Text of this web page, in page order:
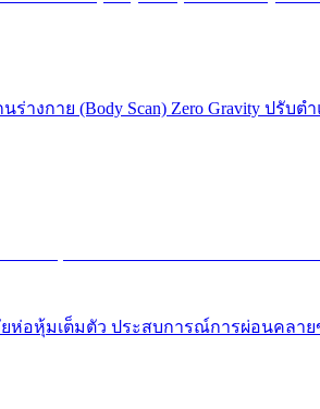
งกาย (Body Scan) Zero Gravity ปรับ
ยห่อหุ้มเต็มตัว ประสบการณ์การผ่อนคลา